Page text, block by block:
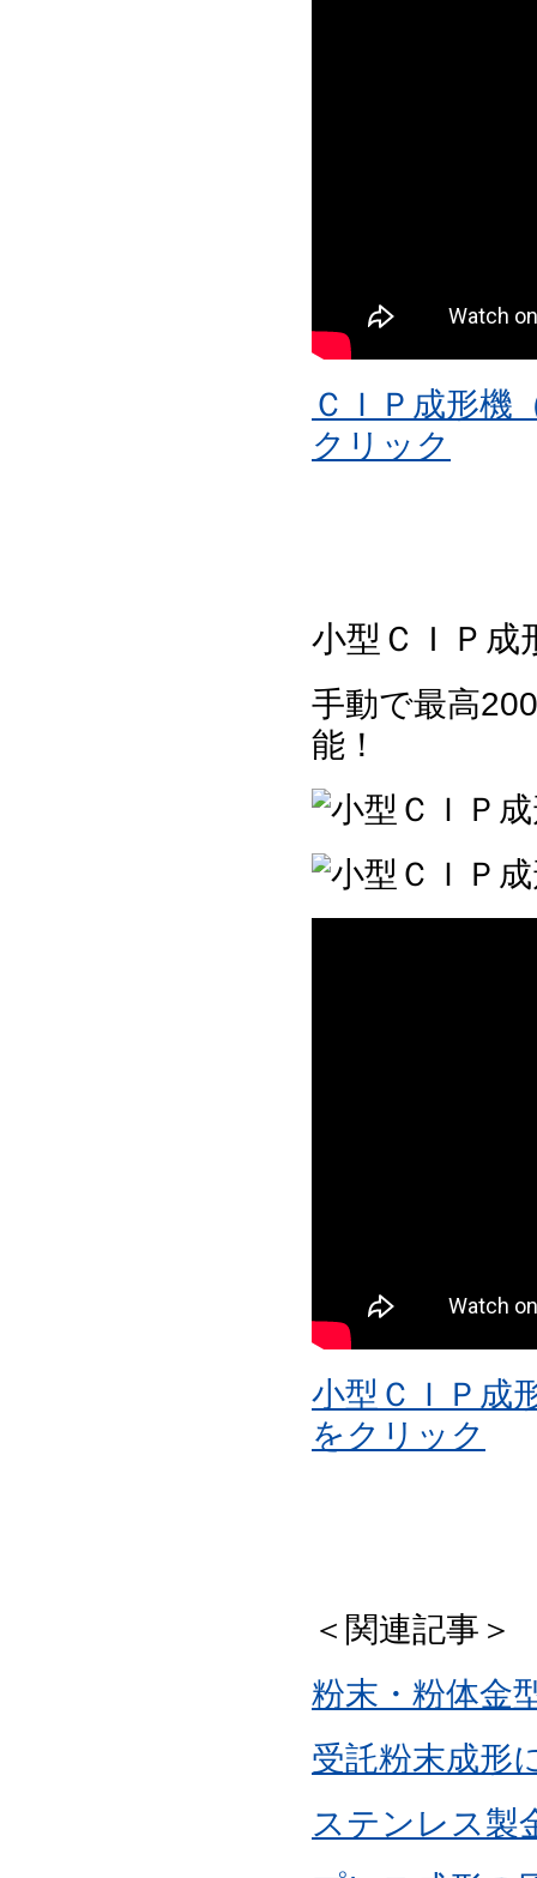
ＣＩＰ成形機
クリック
小型ＣＩＰ成
手動で最高
能！
小型ＣＩＰ成
をクリック
＜関連記事＞
粉末・粉体金
受託粉末成形
ステンレス製